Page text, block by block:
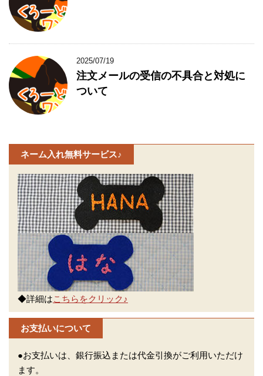
2025/07/19
注文メールの受信の不具合と対処に
ついて
ネーム入れ無料サービス♪
◆詳細はこちらをクリック♪
お支払いについて
●お支払いは、銀行振込または代金引換がご利用いただけ
ます。